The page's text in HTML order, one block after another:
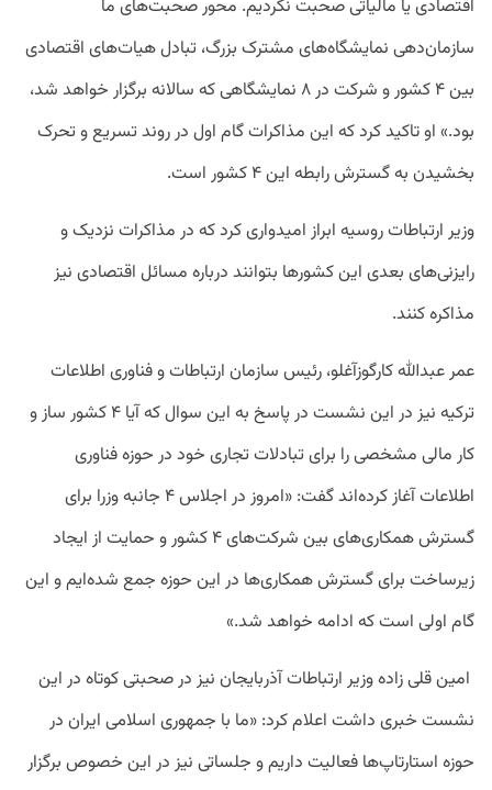
اقتصادی یا مالیاتی صحبت نکردیم. محور صحبت‌های ما
سازمان‌دهی نمایشگاه‌های مشترک بزرگ، تبادل هیات‌های اقتصادی
بین ۴ کشور و شرکت در ۸ نمایشگاهی که سالانه برگزار خواهد شد،
بود.» او تاکید کرد که این مذاکرات گام اول در روند تسریع و تحرک
بخشیدن به گسترش رابطه این ۴ کشور است.
وزیر ارتباطات روسیه ابراز امیدواری کرد که در مذاکرات نزدیک و
رایزنی‌های بعدی این کشورها بتوانند درباره مسائل اقتصادی نیز
مذاکره کنند.
عمر عبدالله کارگوزآغلو، رئیس سازمان ارتباطات و فناوری اطلاعات
ترکیه نیز در این نشست در پاسخ به این سوال که آیا ۴ کشور ساز و
کار مالی مشخصی را برای تبادلات تجاری خود در حوزه فناوری
اطلاعات آغاز کرده‌اند گفت: «امروز در اجلاس ۴ جانبه وزرا برای
گسترش همکاری‌های بین شرکت‌های ۴ کشور و حمایت از ایجاد
زیرساخت برای گسترش همکاری‌ها در این حوزه جمع شده‌ایم و این
گام اولی است که ادامه خواهد شد.»
امین قلی زاده وزیر ارتباطات آذربایجان نیز در صحبتی کوتاه در این
نشست خبری داشت اعلام کرد:‌ «ما با جمهوری اسلامی ایران در
حوزه استارتاپ‌ها فعالیت داریم و جلساتی نیز در این خصوص برگزار